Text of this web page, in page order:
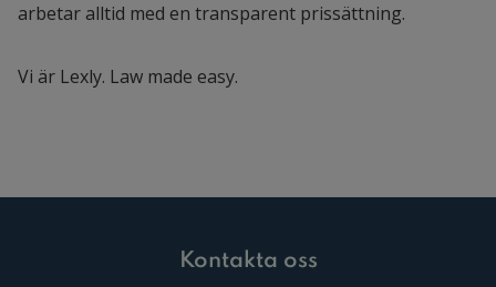
arbetar alltid med en transparent prissättning.
Vi är Lexly. Law made easy.
Kontakta oss